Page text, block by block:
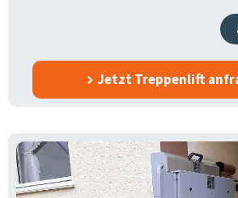
Jetzt Treppenlift